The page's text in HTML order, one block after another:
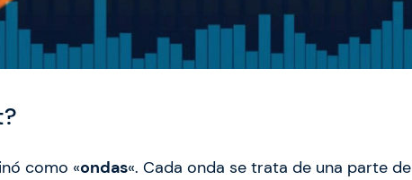
como «ondas«. Cada onda se trata de una parte de